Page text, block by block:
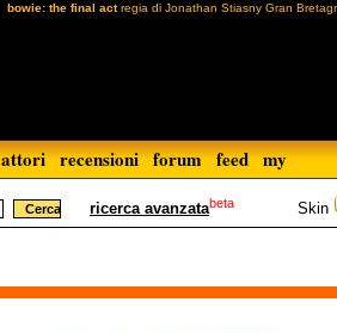
bowie: the final actregia di Jonathan Stiasny Gran
attori recensioni forum feed my
Skin
ricerca avanzatabeta